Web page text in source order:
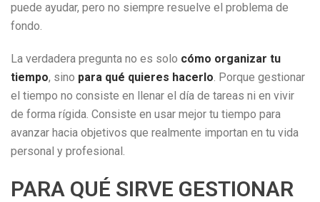
puede ayudar, pero no siempre resuelve el problema de
fondo.
La verdadera pregunta no es solo cómo organizar tu
tiempo, sino para qué quieres hacerlo. Porque gestionar
el tiempo no consiste en llenar el día de tareas ni en vivir
de forma rígida. Consiste en usar mejor tu tiempo para
avanzar hacia objetivos que realmente importan en tu vida
personal y profesional.
PARA QUÉ SIRVE GESTIONAR